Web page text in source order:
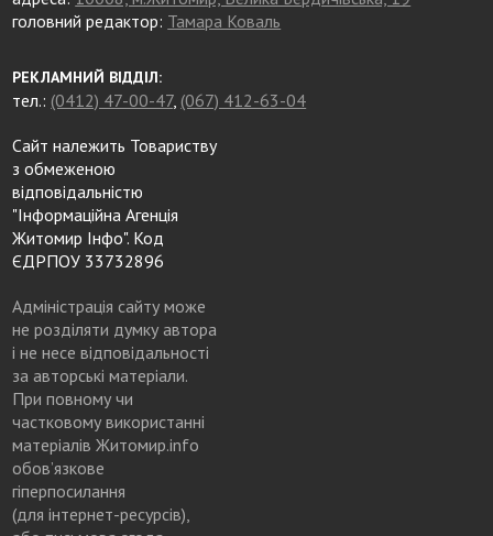
головний редактор: Тамара Коваль
РЕКЛАМНИЙ ВІДДІЛ:
тел.: (0412) 47-00-47, (067) 412-63-04
Сайт належить Товариству
з обмеженою
відповідальністю
"Інформаційна Агенція
Житомир Інфо". Код
ЄДРПОУ 33732896
Адміністрація сайту може
не розділяти думку автора
і не несе відповідальності
за авторські матеріали.
При повному чи
частковому використанні
матеріалів Житомир.info
обов’язкове
гіперпосилання
(для інтернет-ресурсів),